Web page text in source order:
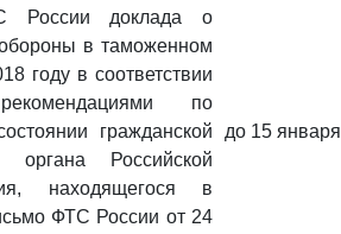
России доклада о
в таможенном
году в соответствии
по
гражданской
органа Российской
находящегося в
ФТС России от 24
до 15 января